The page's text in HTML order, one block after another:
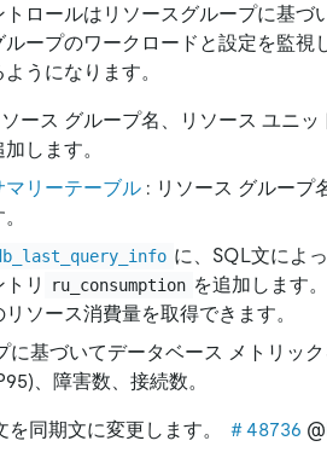
ロールはリソースグループに基づ
ープのワークロードと設定を監視
うになります。
ース グループ名、リソース ユニ
します。
リーテーブル : リソース グループ
に、SQL文によ
リ
ru_consumption を追加します
ソース消費量を取得できます。
に基づいてデータベース メトリッ
、障害数、接続数。
を同期文に変更します。 ＃48736 @